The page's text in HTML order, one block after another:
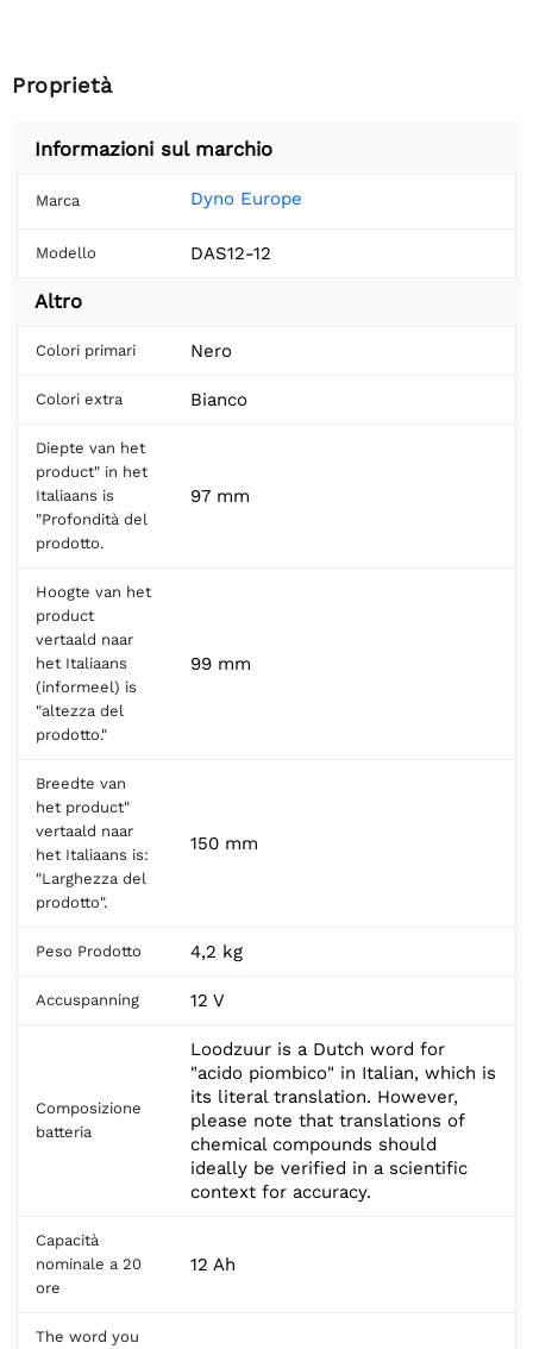
Proprietà
Informazioni sul marchio
Marca Dyno Europe
Modello DAS12-12
Altro
Colori primari Nero
Colori extra Bianco
Diepte van het
product" in het
Italiaans is
"Profondità del
prodotto.
97 mm
Hoogte van het
product
vertaald naar
het Italiaans
(informeel) is
"altezza del
prodotto."
99 mm
Breedte van
het product"
vertaald naar
het Italiaans is:
"Larghezza del
prodotto".
150 mm
Peso Prodotto 4,2 kg
Accuspanning 12 V
Composizione
batteria
Loodzuur is a Dutch word for
"acido piombico" in Italian, which is
its literal translation. However,
please note that translations of
chemical compounds should
ideally be verified in a scientific
context for accuracy.
Capacità
nominale a 20
ore
12 Ah
The word you